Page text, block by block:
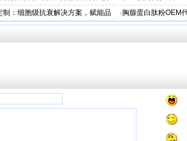
美肌补充剂专业代工
制：细胞级抗衰解决方案，赋能品
· 胸腺蛋白肽粉OEM
力健康产品快速上市